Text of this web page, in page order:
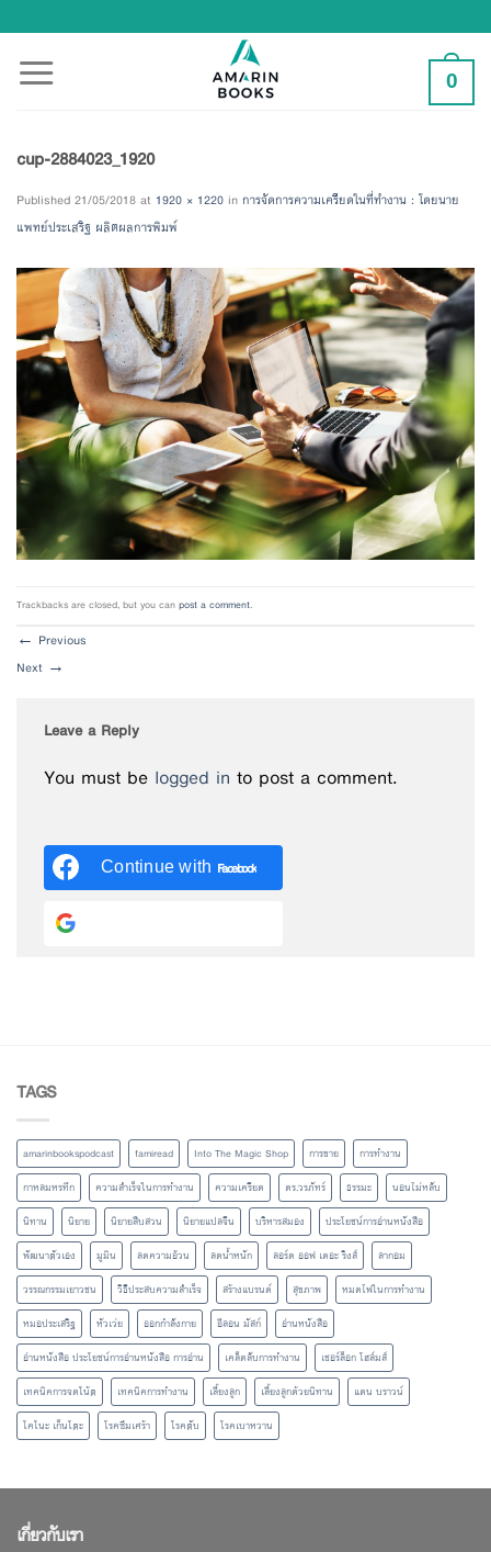
to
content
0
cup-2884023_1920
Published 21/05/2018 at 1920 × 1220 in การจัดการความเครียดในที่ทำงาน : โดยนาย
แพทย์ประเสริฐ ผลิตผลการพิมพ์
Trackbacks are closed, but you canpost a comment.
← Previous
Next →
Leave a Reply
You must be logged in to post a comment.
Continue with Facebook
TAGS
amarinbookspodcast famiread Into The Magic Shop การขาย
การทำงาน
กาหลมหรทึก
ความสำเร็จในการทำงาน ความเครียด ดร.วรภัทร์ ธรรมะ
นอนไม่หลับ
นิทาน
นิยาย นิยายสืบสวน นิยายแปลจีน บริหารสมอง
ประโยชน์การอ่านหนังสือ
พัฒนาตัวเอง
มูมิน ลดความอ้วน ลดน้ำหนัก ลอร์ด ออฟ เดอะ ริงส์
ลากอม
วรรณกรรมเยาวชน
วิธีประสบความสำเร็จ สร้างแบรนด์ สุขภาพ
หมดไฟในการทำงาน
หมอประเสริฐ
หัวเว่ย ออกกำลังกาย อีลอน มัสก์
อ่านหนังสือ
อ่านหนังสือ ประโยชน์การอ่านหนังสือ การอ่าน
เคล็ดลับการทำงาน
เชอร์ล็อก โฮล์มส์
เทคนิคการจดโน้ต
เทคนิคการทำงาน เลี้ยงลูก เลี้ยงลูกด้วยนิทาน
แดน บราวน์
โคโนะ เก็นโตะ
โรคซึมเศร้า โรคตับ โรคเบาหวาน
เกี่ยวกับเรา